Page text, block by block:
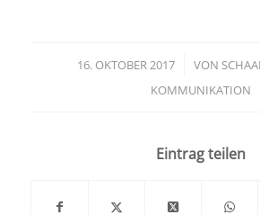
16. OKTOBER 2017
/ VON
KOMMUNIKATION
Eintrag teilen